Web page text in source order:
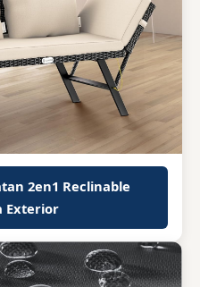
2en1 Reclinable
Exterior